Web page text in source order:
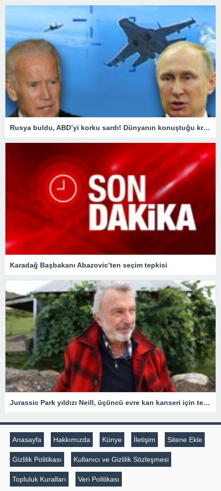
Rusya buldu, ABD’yi korku sardı! Dünyanın konuştuğu krizde kilit ülke Türkiye oldu
Karadağ Başbakanı Abazovic’ten seçim tepkisi
Jurassic Park yıldızı Neill, üçüncü evre kan kanseri için tedavi gördüğünü açıkladı
Anasayfa Hakkımızda Künye İletişim Sitene Ekle
Gizlilik Politikası Kullanıcı ve Gizlilik Sözleşmesi
Topluluk Kuralları Veri Politikası